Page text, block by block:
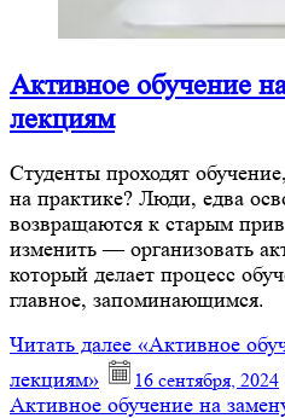
Активное обучение
лекциям
Студенты проходят
на практике? Люди, едва
возвращаются к старым
изменить — организовать
который делает процесс
главное, запоминающимся.
Читать далее «Активное
лекциям»
16 сентября, 2024
Активное обучение на